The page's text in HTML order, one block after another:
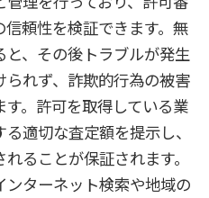
頼性を検証できます。無
、その後トラブルが発生
られず、詐欺的行為の被害
。許可を取得している業
適切な査定額を提示し、
ることが保証されます。
ターネット検索や地域の